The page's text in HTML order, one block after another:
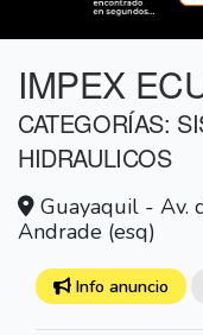
IMPEX
CATEGORÍAS:
HIDRAULICOS
Guayaquil - Av.
Andrade (esq)
Info anuncio